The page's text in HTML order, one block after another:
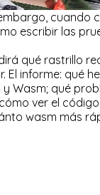
cuando
escribir las
qué rastrillo
El informe: qué
Wasm; qué
ver el
wasm más